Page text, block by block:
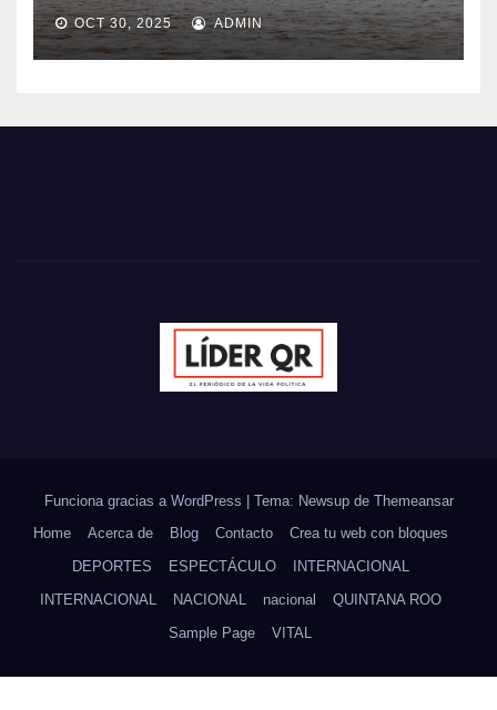
OCT 30, 2025 ADMIN
Funciona gracias a WordPress Tema: Newsup de Themeansar
Home
Acerca de Blog Contacto
Crea tu web con bloques
DEPORTES
ESPECTÁCULO
INTERNACIONAL
INTERNACIONAL
NACIONAL nacional
QUINTANA ROO
Sample Page
VITAL